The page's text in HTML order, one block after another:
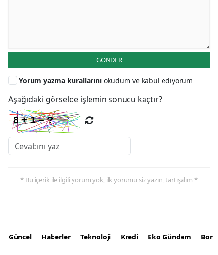
GÖNDER
Yorum yazma kurallarını okudum ve kabul ediyorum
Aşağıdaki görselde işlemin sonucu kaçtır?
* Bu içerik ile ilgili yorum yok, ilk yorumu siz yazın, tartışalım *
Güncel Haberler Teknoloji Kredi Eko Gündem